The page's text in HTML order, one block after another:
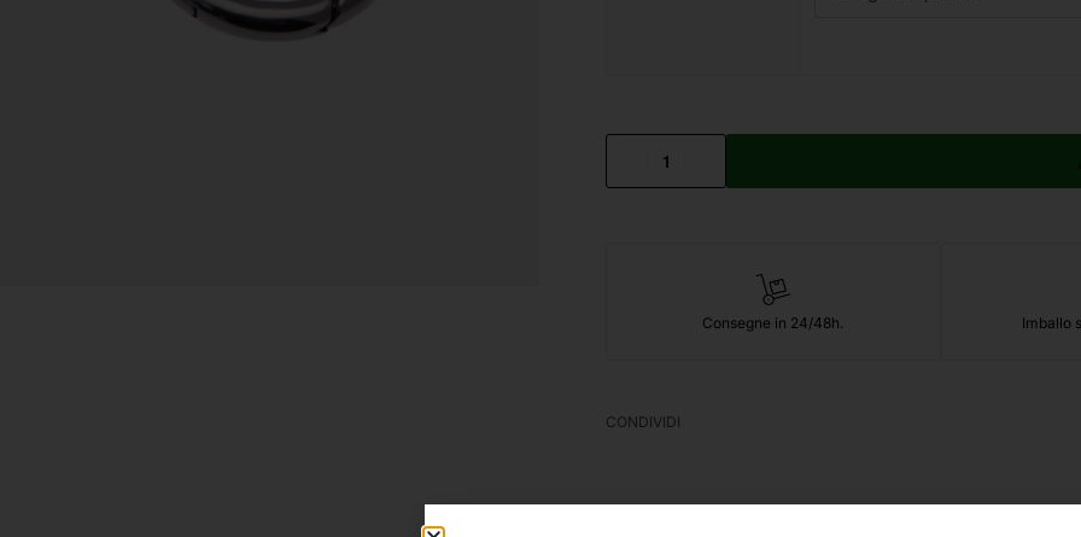
Consegne in 24/48h. Imballo
CONDIVIDI